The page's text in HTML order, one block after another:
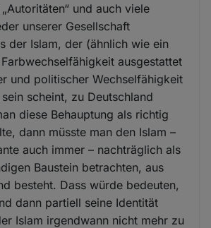
und auch viele
unserer Gesellschaft
der Islam, der (ähnlich wie ein
ausgestattet
und politischer Wechselfähigkeit
scheint, zu Deutschland
diese Behauptung als richtig
dann müsste man den Islam –
auch immer – nachträglich als
Baustein betrachten, aus
besteht. Dass würde bedeuten,
dann partiell seine Identität
Islam irgendwann nicht mehr zu